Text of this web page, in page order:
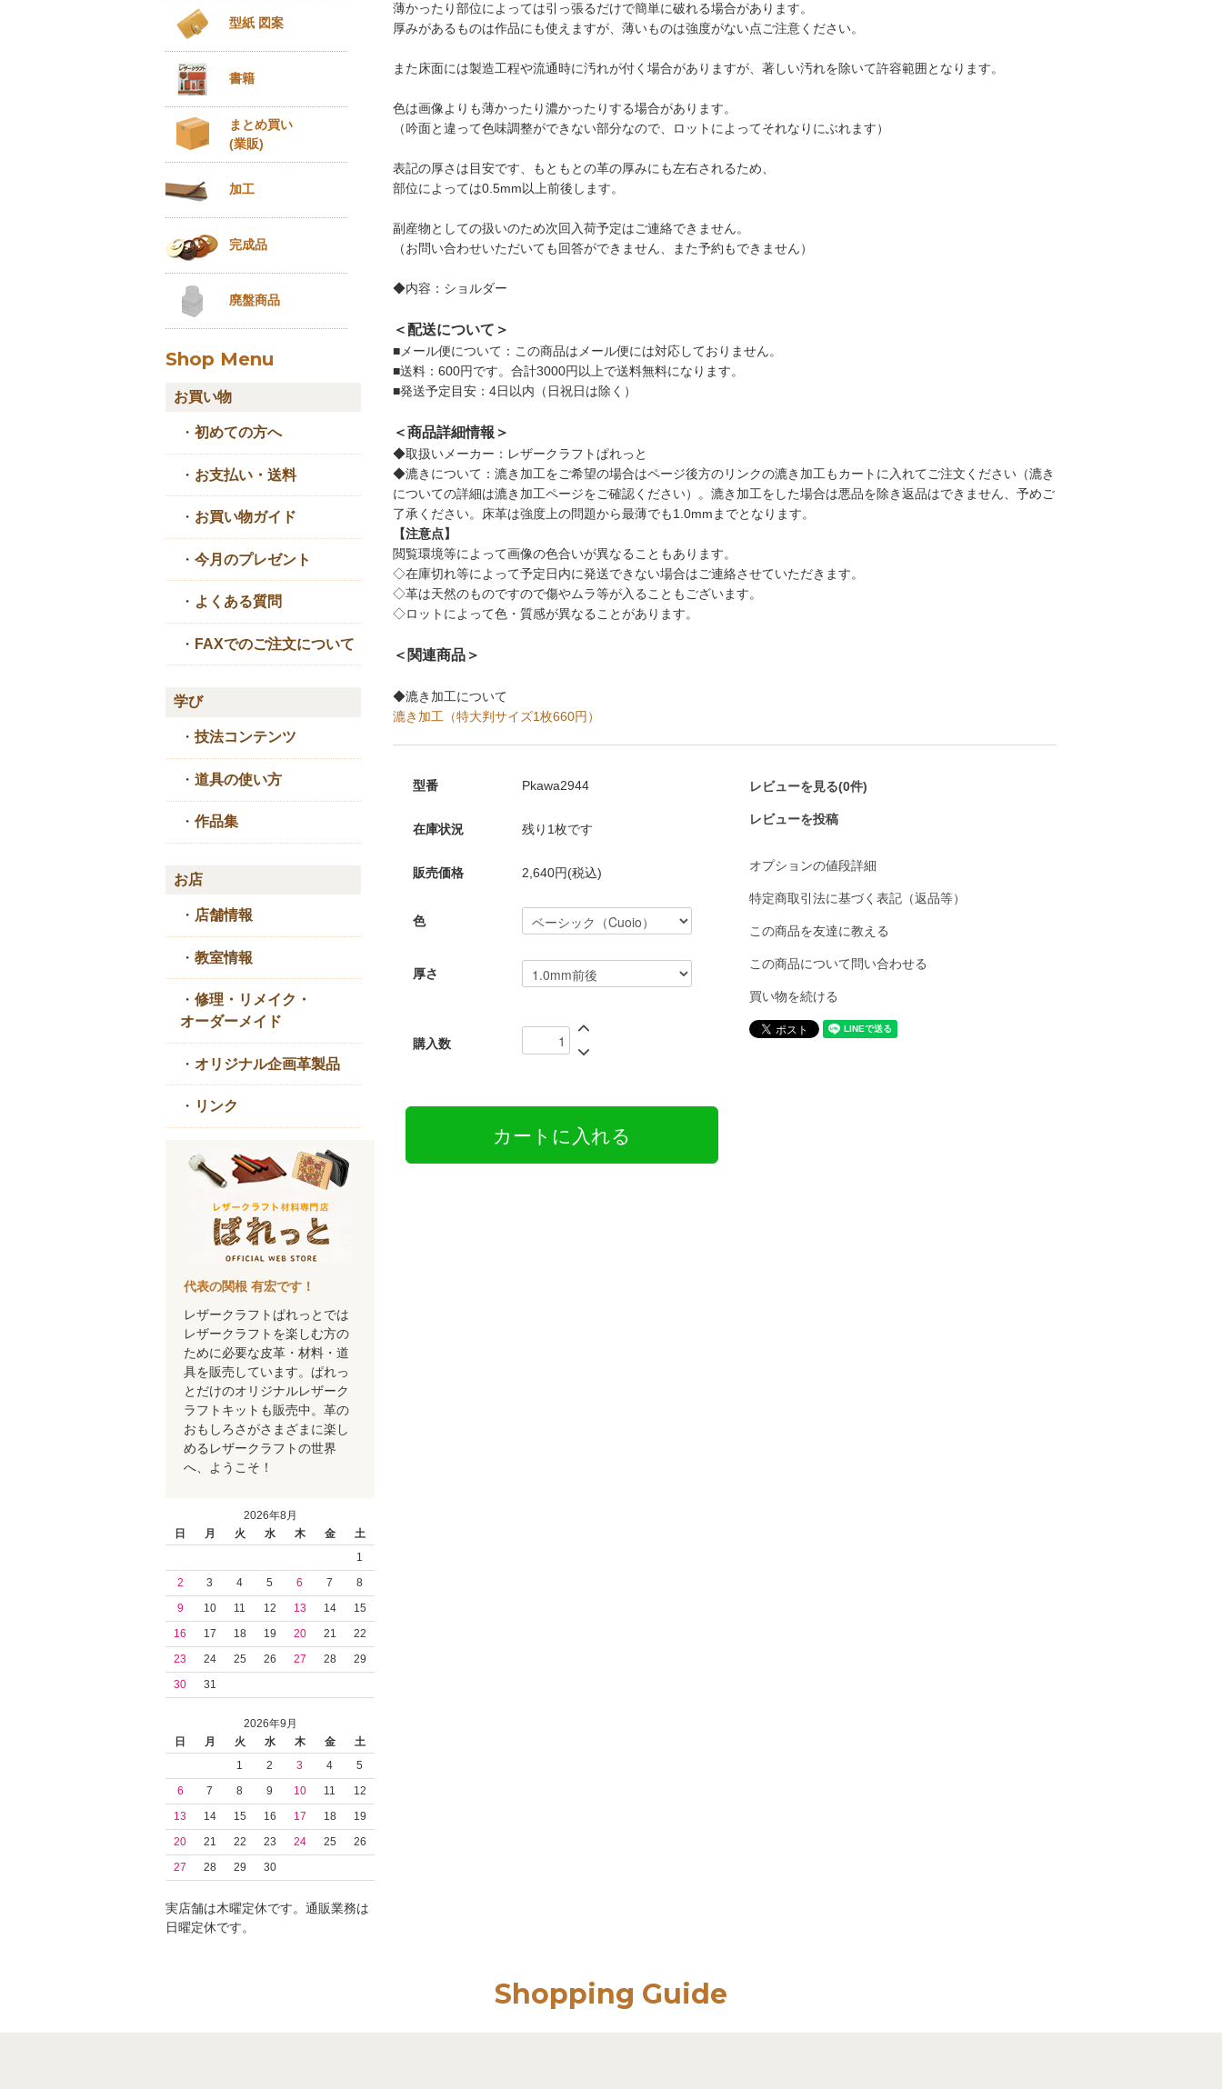
薄かったり部位によっては引っ張るだけで簡単に破れる場合があります。
厚みがあるものは作品にも使えますが、薄いものは強度がない点ご注意ください。
また床面には製造工程や流通時に汚れが付く場合がありますが、著しい汚れを除いて許容範囲となります。
色は画像よりも薄かったり濃かったりする場合があります。
（吟面と違って色味調整ができない部分なので、ロットによってそれなりにぶれます）
表記の厚さは目安です、もともとの革の厚みにも左右されるため、
部位によっては0.5mm以上前後します。
副産物としての扱いのため次回入荷予定はご連絡できません。
（お問い合わせいただいても回答ができません、また予約もできません）
◆内容：ショルダー
＜配送について＞
■メール便について：この商品はメール便には対応しておりません。
■送料：600円です。合計3000円以上で送料無料になります。
■発送予定目安：4日以内（日祝日は除く）
＜商品詳細情報＞
◆取扱いメーカー：レザークラフトぱれっと
◆漉きについて：漉き加工をご希望の場合はページ後方のリンクの漉き加工もカートに入れてご注文ください（漉き
についての詳細は漉き加工ページをご確認ください）。漉き加工をした場合は悪品を除き返品はできません、予めご
了承ください。床革は強度上の問題から最薄でも1.0mmまでとなります。
【注意点】
閲覧環境等によって画像の色合いが異なることもあります。
◇在庫切れ等によって予定日内に発送できない場合はご連絡させていただきます。
◇革は天然のものですので傷やムラ等が入ることもございます。
◇ロットによって色・質感が異なることがあります。
＜関連商品＞
◆漉き加工について
漉き加工（特大判サイズ1枚660円）
型番 Pkawa2944
在庫状況 残り1枚です
販売価格 2,640円(税込)
色
厚さ
購入数
レビューを見る(0件)
レビューを投稿
オプションの値段詳細
特定商取引法に基づく表記（返品等）
この商品を友達に教える
この商品について問い合わせる
買い物を続ける
型紙 図案
書籍
まとめ買い
(業販)
加工
完成品
廃盤商品
Shop Menu
お買い物
・ 初めての方へ
・ お支払い・送料
・ お買い物ガイド
・ 今月のプレゼント
・ よくある質問
・ FAXでのご注文について
学び
・ 技法コンテンツ
・ 道具の使い方
・ 作品集
お店
・ 店舗情報
・ 教室情報
・ 修理・リメイク・
オーダーメイド
・ オリジナル企画革製品
・ リンク
代表の関根 有宏です！
レザークラフトぱれっとでは
レザークラフトを楽しむ方の
ために必要な皮革・材料・道
具を販売しています。ぱれっ
とだけのオリジナルレザーク
ラフトキットも販売中。革の
おもしろさがさまざまに楽し
めるレザークラフトの世界
へ、ようこそ！
2026年8月
日
月 火 水 木 金
土
1
2
3 4 5 6 7
8
9
10 11 12 13 14
15
16
17 18 19 20 21
22
23
24 25 26 27 28
29
30
31
2026年9月
日
月 火 水 木 金
土
1
2 3 4
5
6
7 8 9 10 11
12
13
14 15 16 17 18
19
20
21 22 23 24 25
26
27
28 29 30
実店舗は木曜定休です。通販業務は
日曜定休です。
Shopping Guide